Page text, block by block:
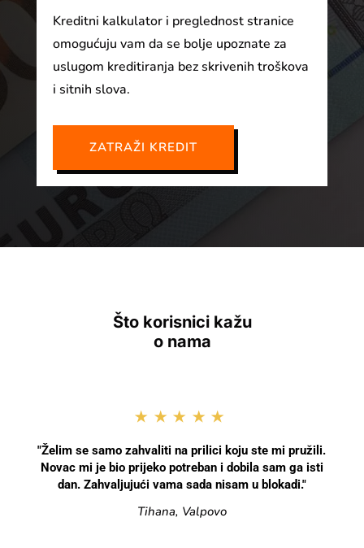
Kreditni kalkulator i preglednost stranice
omogućuju vam da se bolje upoznate za
uslugom kreditiranja bez skrivenih troškova
i sitnih slova.
ZATRAŽI KREDIT
Što korisnici kažu
o nama
★★★★★
"Želim se samo zahvaliti na prilici koju ste mi pružili.
Novac mi je bio prijeko potreban i dobila sam ga isti
dan. Zahvaljujući vama sada nisam u blokadi."
Tihana, Valpovo